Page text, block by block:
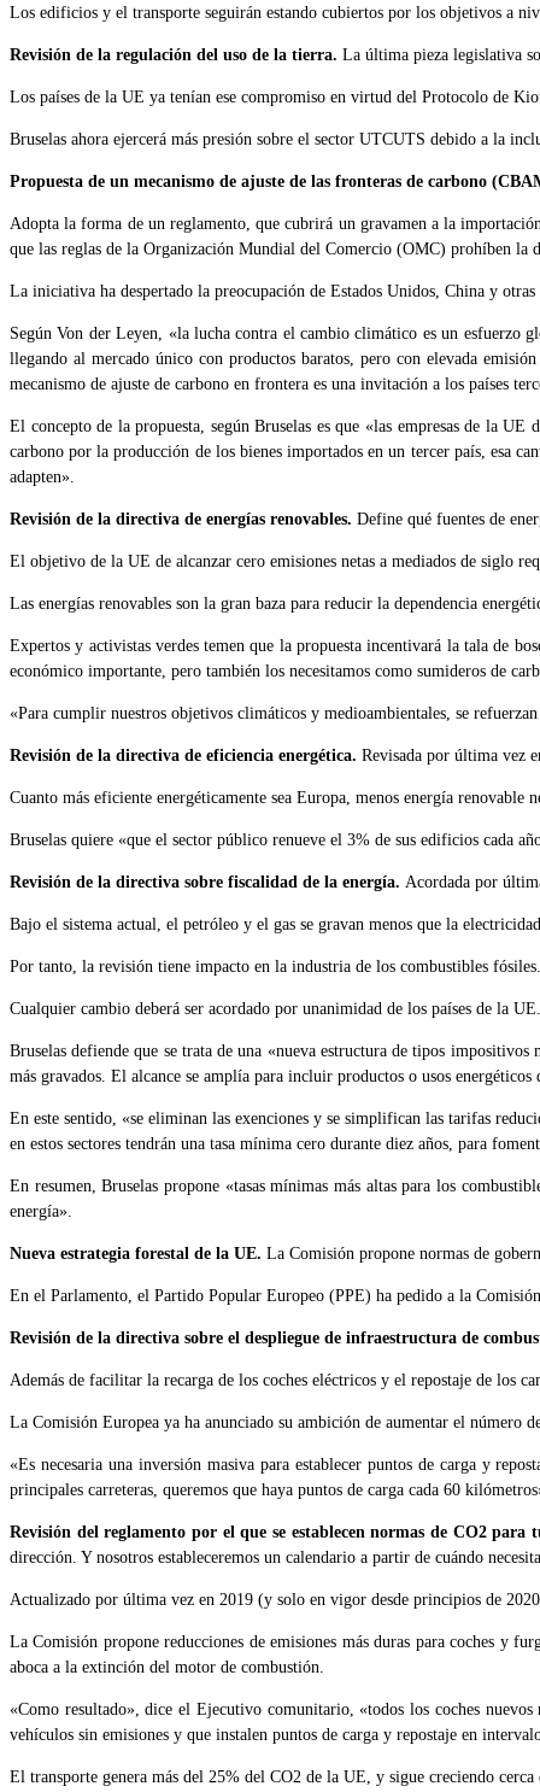
Los edificios y el transporte seguirán estando cubiertos por los objetivos a
Revisión de la regulación del uso de la tierra. La última pieza legislativa
Los países de la UE ya tenían ese compromiso en virtud del Protocolo de
Bruselas ahora ejercerá más presión sobre el sector UTCUTS debido a la
Propuesta de un mecanismo de ajuste de las fronteras de carbono
Adopta la forma de un reglamento, que cubrirá un gravamen a la
que las reglas de la Organización Mundial del Comercio (OMC) prohíben la
La iniciativa ha despertado la preocupación de Estados Unidos, China y
Según Von der Leyen, «la lucha contra el cambio climático es un esfuerzo
llegando al mercado único con productos baratos, pero con elevada
mecanismo de ajuste de carbono en frontera es una invitación a los países
El concepto de la propuesta, según Bruselas es que «las empresas de la
carbono por la producción de los bienes importados en un tercer país, esa
adapten».
Revisión de la directiva de energías renovables. Define qué fuentes de
El objetivo de la UE de alcanzar cero emisiones netas a mediados de siglo
Las energías renovables son la gran baza para reducir la dependencia
Expertos y activistas verdes temen que la propuesta incentivará la tala de
económico importante, pero también los necesitamos como sumideros de
«Para cumplir nuestros objetivos climáticos y medioambientales, se
Revisión de la directiva de eficiencia energética. Revisada por última vez
Cuanto más eficiente energéticamente sea Europa, menos energía
Bruselas quiere «que el sector público renueve el 3% de sus edificios cada
Revisión de la directiva sobre fiscalidad de la energía. Acordada por
Bajo el sistema actual, el petróleo y el gas se gravan menos que la
Por tanto, la revisión tiene impacto en la industria de los combustibles fósiles.
Cualquier cambio deberá ser acordado por unanimidad de los países de la
Bruselas defiende que se trata de una «nueva estructura de tipos
más gravados. El alcance se amplía para incluir productos o usos
En este sentido, «se eliminan las exenciones y se simplifican las tarifas
en estos sectores tendrán una tasa mínima cero durante diez años, para
En resumen, Bruselas propone «tasas mínimas más altas para los
energía».
Nueva estrategia forestal de la UE. La Comisión propone normas de
En el Parlamento, el Partido Popular Europeo (PPE) ha pedido a la
Revisión de la directiva sobre el despliegue de infraestructura de
Además de facilitar la recarga de los coches eléctricos y el repostaje de los
La Comisión Europea ya ha anunciado su ambición de aumentar el número
«Es necesaria una inversión masiva para establecer puntos de carga y
principales carreteras, queremos que haya puntos de carga cada 60
Revisión del reglamento por el que se establecen normas de CO2 para
dirección. Y nosotros estableceremos un calendario a partir de cuándo
Actualizado por última vez en 2019 (y solo en vigor desde principios de
La Comisión propone reducciones de emisiones más duras para coches y
aboca a la extinción del motor de combustión.
«Como resultado», dice el Ejecutivo comunitario, «todos los coches
vehículos sin emisiones y que instalen puntos de carga y repostaje en
El transporte genera más del 25% del CO2 de la UE, y sigue creciendo